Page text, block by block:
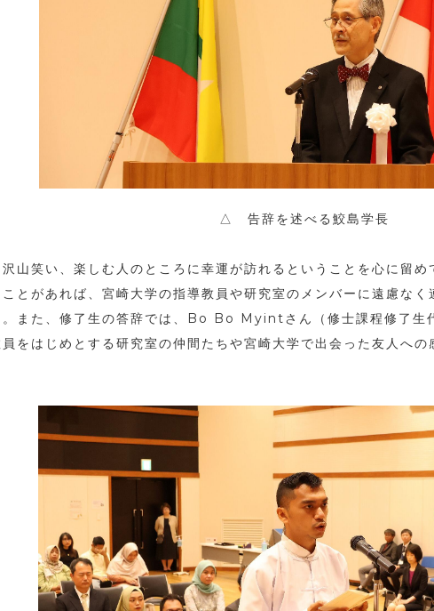
△ 告辞を述べる鮫島学長
山笑い、楽しむ人のところに幸運が訪れるということを心に留
とがあれば、宮崎大学の指導教員や研究室のメンバーに遠慮な
また、修了生の答辞では、
Bo Bo Myintさん（修士課程修了生
をはじめとする研究室の仲間たちや宮崎大学で出会った友人へ